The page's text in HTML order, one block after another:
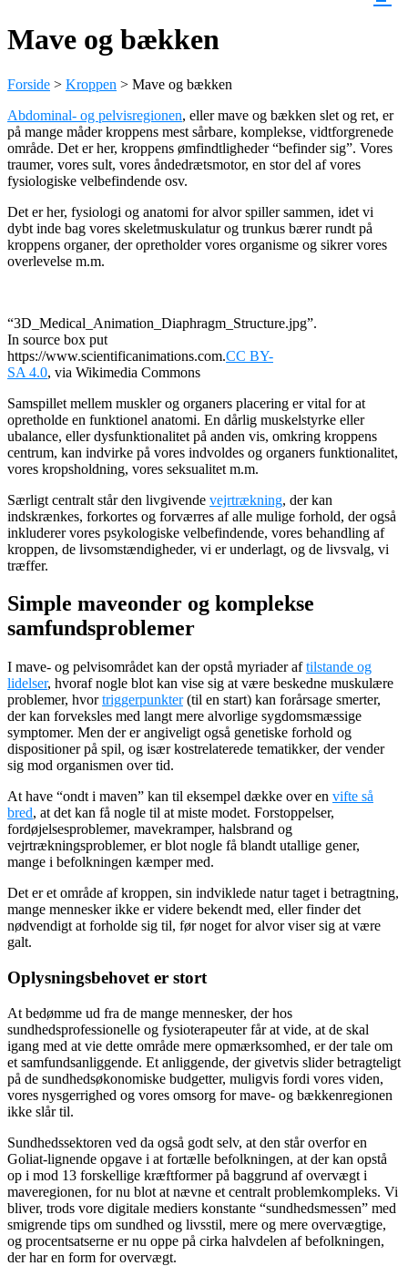
Mave og bækken
Forside > Kroppen > Mave og bækken
Abdominal- og pelvisregionen, eller mave og bækken slet og ret, er
på mange måder kroppens mest sårbare, komplekse, vidtforgrenede
område. Det er her, kroppens ømfindtligheder “befinder sig”. Vores
traumer, vores sult, vores åndedrætsmotor, en stor del af vores
fysiologiske velbefindende osv.
Det er her, fysiologi og anatomi for alvor spiller sammen, idet vi
dybt inde bag vores skeletmuskulatur og trunkus bærer rundt på
kroppens organer, der opretholder vores organisme og sikrer vores
overlevelse m.m.
“3D_Medical_Animation_Diaphragm_Structure.jpg”.
In source box put
https://www.scientificanimations.com.CC BY-
SA 4.0, via Wikimedia Commons
Samspillet mellem muskler og organers placering er vital for at
opretholde en funktionel anatomi. En dårlig muskelstyrke eller
ubalance, eller dysfunktionalitet på anden vis, omkring kroppens
centrum, kan indvirke på vores indvoldes og organers funktionalitet,
vores kropsholdning, vores seksualitet m.m.
Særligt centralt står den livgivende vejrtrækning, der kan
indskrænkes, forkortes og forværres af alle mulige forhold, der også
inkluderer vores psykologiske velbefindende, vores behandling af
kroppen, de livsomstændigheder, vi er underlagt, og de livsvalg, vi
træffer.
Simple maveonder og komplekse
samfundsproblemer
I mave- og pelvisområdet kan der opstå myriader aftilstande og
lidelser, hvoraf nogle blot kan vise sig at være beskedne muskulære
problemer, hvortriggerpunkter(til en start) kan forårsage smerter,
der kan forveksles med langt mere alvorlige sygdomsmæssige
symptomer. Men der er angiveligt også genetiske forhold og
dispositioner på spil, og især kostrelaterede tematikker, der vender
sig mod organismen over tid.
At have “ondt i maven” kan til eksempel dække over en vifte så
bred, at det kan få nogle til at miste modet. Forstoppelser,
fordøjelsesproblemer, mavekramper, halsbrand og
vejrtrækningsproblemer, er blot nogle få blandt utallige gener,
mange i befolkningen kæmper med.
Det er et område af kroppen, sin indviklede natur taget i betragtning,
mange mennesker ikke er videre bekendt med, eller finder det
nødvendigt at forholde sig til, før noget for alvor viser sig at være
galt.
Oplysningsbehovet er stort
At bedømme ud fra de mange mennesker, der hos
sundhedsprofessionelle og fysioterapeuter får at vide, at de skal
igang med at vie dette område mere opmærksomhed, er der tale om
et samfundsanliggende. Et anliggende, der givetvis slider betragteligt
på de sundhedsøkonomiske budgetter, muligvis fordi vores viden,
vores nysgerrighed og vores omsorg for mave- og bækkenregionen
ikke slår til.
Sundhedssektoren ved da også godt selv, at den står overfor en
Goliat-lignende opgave i at fortælle befolkningen, at der kan opstå
op i mod 13 forskellige kræftformer på baggrund af overvægt i
maveregionen, for nu blot at nævne et centralt problemkompleks. Vi
bliver, trods vore digitale mediers konstante “sundhedsmessen” med
smigrende tips om sundhed og livsstil, mere og mere overvægtige,
og procentsatserne er nu oppe på cirka halvdelen af befolkningen,
der har en form for overvægt.